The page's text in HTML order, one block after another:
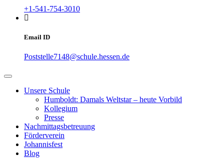
+1-541-754-3010
Email ID
Poststelle7148@schule.hessen.de
Unsere Schule
Humboldt: Damals Weltstar – heute Vorbild
Kollegium
Presse
Nachmittagsbetreuung
Förderverein
Johannisfest
Blog